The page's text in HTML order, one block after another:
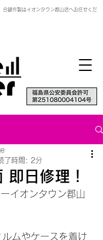
鍵作製はイオンタウン郡山店へお任せくだ
日修理！
了時間: 2分
イオンタウン郡山
ムやケースを着け